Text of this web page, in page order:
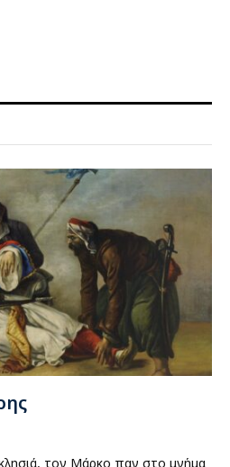
τον Μάρκο παν στο μνήμα